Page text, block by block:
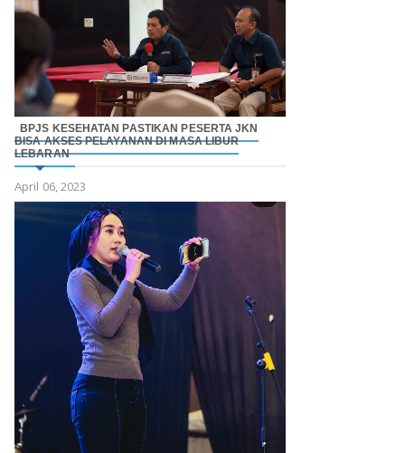
BPJS KESEHATAN PASTIKAN PESERTA JKN
BISA AKSES PELAYANAN DI MASA LIBUR
LEBARAN
April 06, 2023